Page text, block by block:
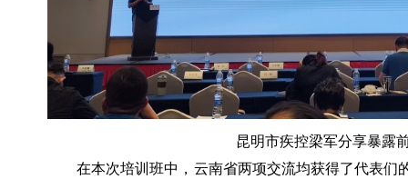
昆明市疾控梁军分享暴露
在本次培训班中，云南省两项交流均获得了代表们